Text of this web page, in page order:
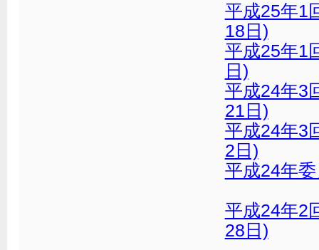
平成25年1
18日)
平成25年1
日)
平成24年3
21日)
平成24年3
2日)
平成24年
平成24年2
28日)